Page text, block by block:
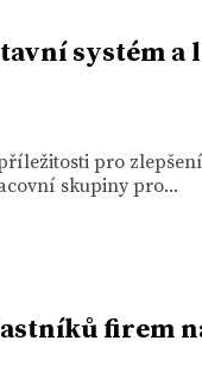
systém a
pro zlepšení
skupiny pro...
firem